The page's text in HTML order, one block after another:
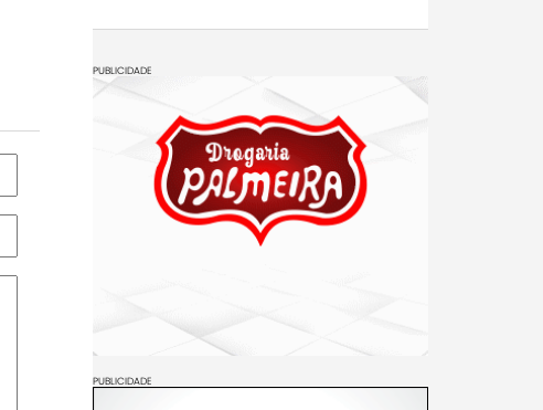
PUBLICIDADE
PUBLICIDADE